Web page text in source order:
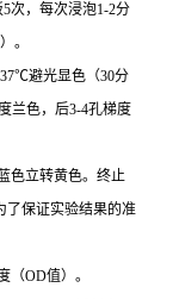
，每次浸泡1-2分
。
避光显色（30分
兰色，后3-4孔梯度
色立转黄色。终止
了保证实验结果的准
OD值）。